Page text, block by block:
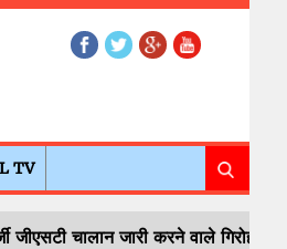
TV
चालान जारी करने वाले गिरोह का